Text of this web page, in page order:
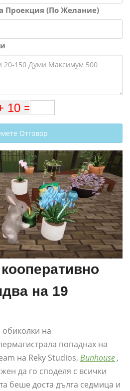
Проекция (По Желание)
Отговор
на 19
обиколки на
попаднах на
на Reky Studios, Bunhouse,
да го споделя с всички
беше доста дълга седмица и